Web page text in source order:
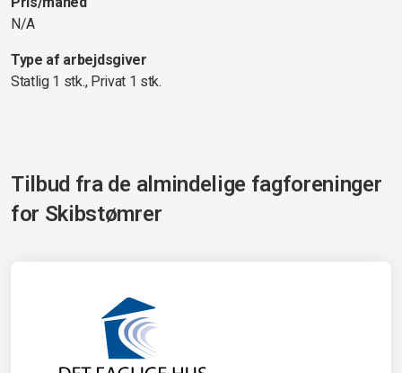
N/A
Type af arbejdsgiver
Statlig 1 stk., Privat 1 stk.
Tilbud fra de almindelige fagforeninger
for Skibstømrer